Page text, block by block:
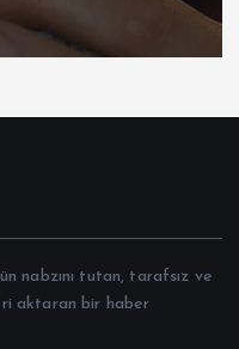
nabzını tutan, tarafsız ve
aktaran bir haber